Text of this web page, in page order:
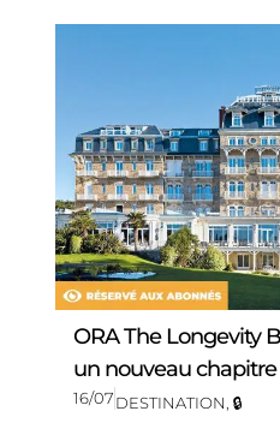
ORA The Longevity
un nouveau chapitre
16/07DESTINATION, 🔒